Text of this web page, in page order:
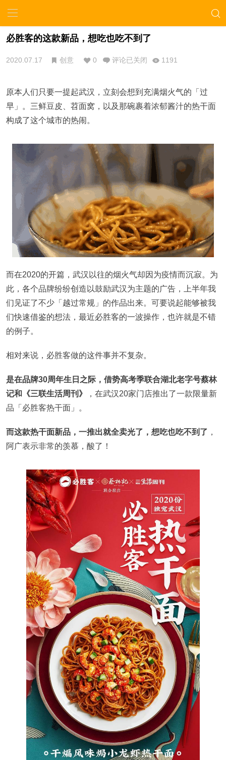
必胜客的这款新品，想吃也吃不到了
2020.07.17 创意 0 评论已关闭 1191
原本人们只要一提起武汉，立刻会想到充满烟火气的「过
早」。三鲜豆皮、苕面窝，以及那碗裹着浓郁酱汁的热干面
构成了这个城市的热闹。
而在2020的开篇，武汉以往的烟火气却因为疫情而沉寂。为
此，各个品牌纷纷创造以鼓励武汉为主题的广告，上半年我
们见证了不少「越过常规」的作品出来。可要说起能够被我
们快速借鉴的想法，最近必胜客的一波操作，也许就是不错
的例子。
相对来说，必胜客做的这件事并不复杂。
是在品牌30周年生日之际，借势高考季联合湖北老字号蔡林
记和《三联生活周刊》
，在武汉20家门店推出了一款限量新
品「必胜客热干面」。
而这款热干面新品，一推出就全卖光了，想吃也吃不到了 ，
阿广表示非常的羡慕，酸了！